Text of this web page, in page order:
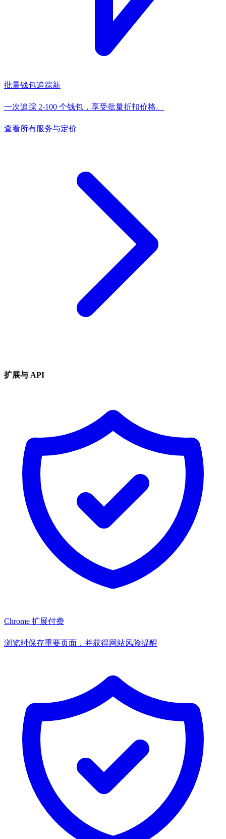
批量钱包追踪新
一次追踪 2-100 个钱包，享受批量折扣价格。
查看所有服务与定价
扩展与 API
Chrome 扩展付费
浏览时保存重要页面，并获得网站风险提醒